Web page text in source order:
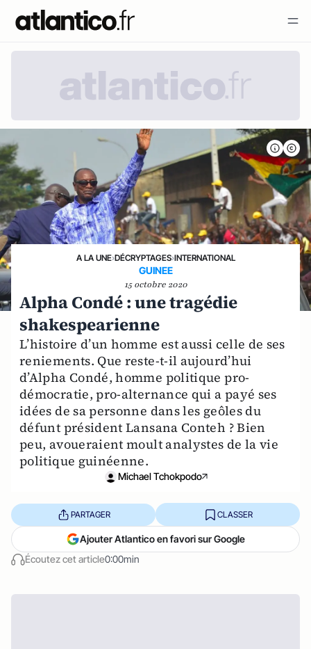
A LA UNE›DÉCRYPTAGES›INTERNATIONAL
GUINEE
15 octobre 2020
Alpha Condé : une tragédie
shakespearienne
L’histoire d’un homme est aussi celle de ses
reniements. Que reste-t-il aujourd’hui
d’Alpha Condé, homme politique pro-
démocratie, pro-alternance qui a payé ses
idées de sa personne dans les geôles du
défunt président Lansana Conteh ? Bien
peu, avoueraient moult analystes de la vie
politique guinéenne.
Michael Tchokpodo
Écoutez cet article0:00min
PARTAGER CLASSER
Ajouter Atlantico en favori sur Google